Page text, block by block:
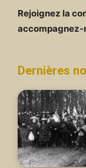
Rejoignez la
accompagnez-
Dernières